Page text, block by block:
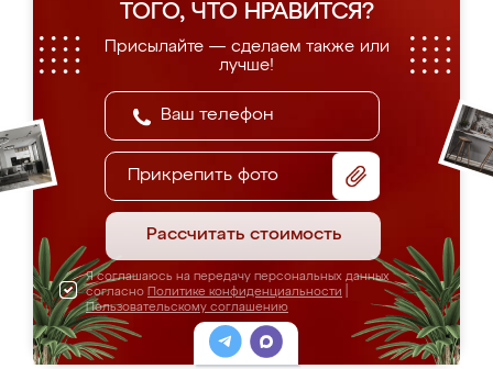
ТОГО, ЧТО НРАВИТСЯ?
Присылайте — сделаем также или
лучше!
Прикрепить фото
Рассчитать стоимость
Я соглашаюсь на передачу персональных данных
согласно Политике конфиденциальности
Пользовательскому соглашению